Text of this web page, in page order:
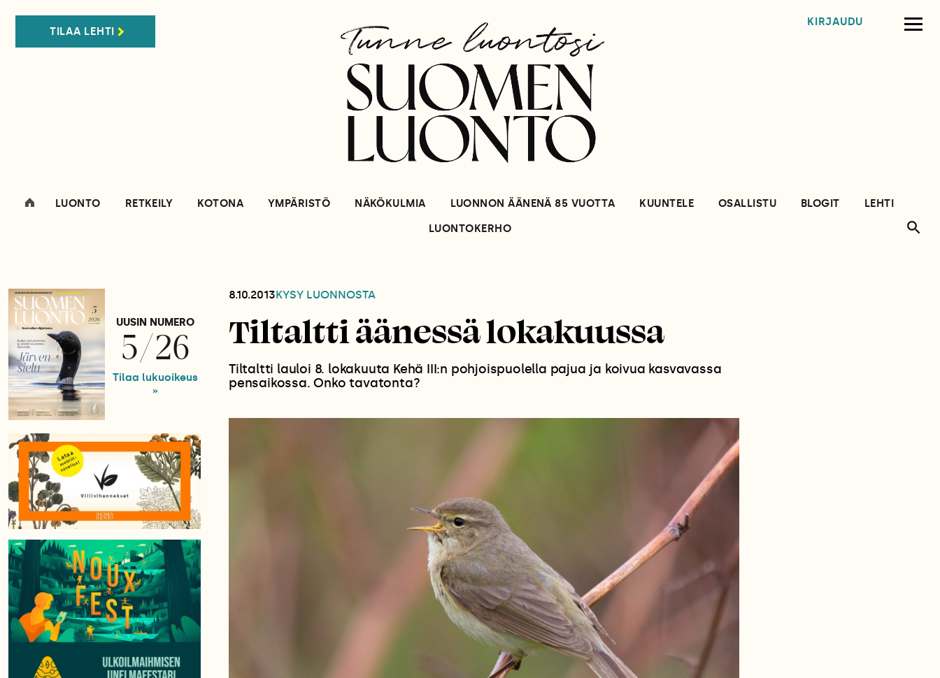
TILAA LEHTI
KIRJAUDU
LUONTO RETKEILY KOTONA YMPÄRISTÖ NÄKÖKULMIA LUONNON ÄÄNENÄ 85 VUOTTA KUUNTELE OSALLISTU BLOGIT
LEHTI
LUONTOKERHO
UUSIN NUMERO
5/26
Tilaa lukuoikeus
»
8.10.2013KYSY LUONNOSTA
Tiltaltti äänessä lokakuussa
Tiltaltti lauloi 8. lokakuuta Kehä III:n pohjoispuolella pajua ja koivua kasvavassa
pensaikossa. Onko tavatonta?